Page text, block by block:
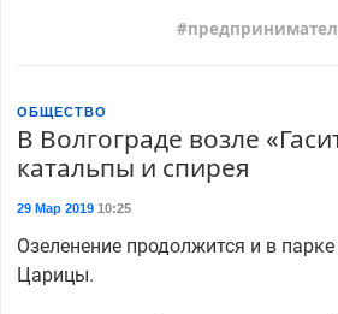
ОБЩЕСТВО
В Волгограде возле
катальпы и спирея
29 Мар 201910:25
Озеленение продолжится и в
Царицы.